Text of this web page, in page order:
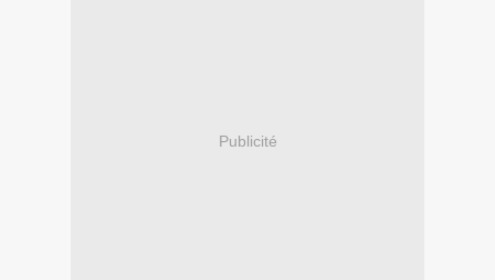
Publicité